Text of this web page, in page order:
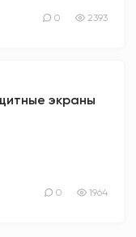
0 2393
экраны
0 1964